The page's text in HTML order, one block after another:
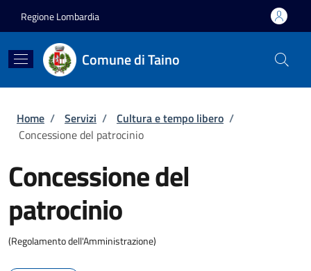
Regione Lombardia
Comune di Taino
Briciole di pane
Home / Servizi / Cultura e tempo libero /
Concessione del patrocinio
Concessione del
patrocinio
(Regolamento dell'Amministrazione)